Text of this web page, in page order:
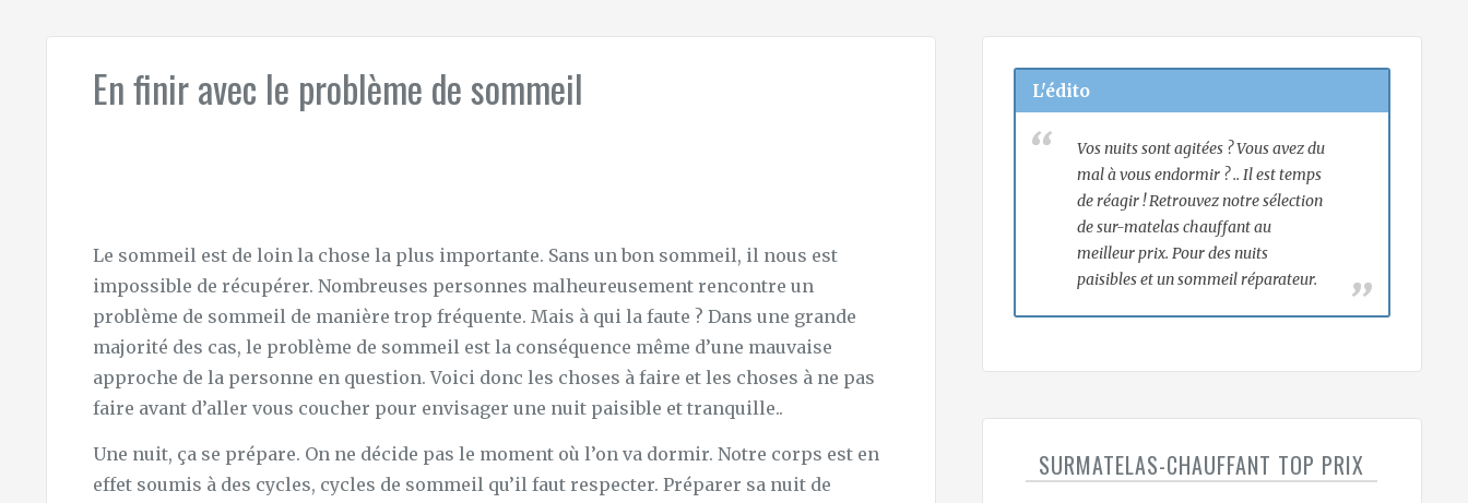
En finir avec le problème de sommeil
Le sommeil est de loin la chose la plus importante. Sans un bon sommeil, il nous est
impossible de récupérer. Nombreuses personnes malheureusement rencontre un
problème de sommeil de manière trop fréquente. Mais à qui la faute ? Dans une grande
majorité des cas, le problème de sommeil est la conséquence même d’une mauvaise
approche de la personne en question. Voici donc les choses à faire et les choses à ne pas
faire avant d’aller vous coucher pour envisager une nuit paisible et tranquille..
Une nuit, ça se prépare. On ne décide pas le moment où l’on va dormir. Notre corps est en
effet soumis à des cycles, cycles de sommeil qu’il faut respecter. Préparer sa nuit de
L'édito
Vos nuits sont agitées ? Vous avez du
mal à vous endormir ? .. Il est temps
de réagir ! Retrouvez notre sélection
de sur-matelas chauffant au
meilleur prix. Pour des nuits
paisibles et un sommeil réparateur.
SURMATELAS-CHAUFFANT TOP PRIX